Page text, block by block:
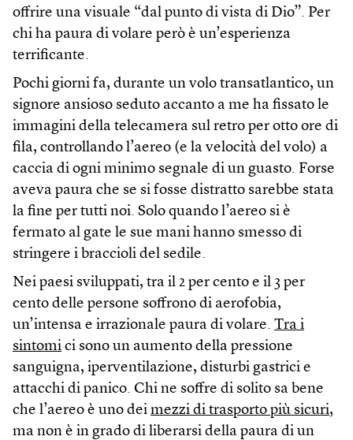
offrire una visuale “dal punto di vista di Dio”. Per
chi ha paura di volare però è un’esperienza
terrificante.
Pochi giorni fa, durante un volo transatlantico, un
signore ansioso seduto accanto a me ha fissato le
immagini della telecamera sul retro per otto ore di
fila, controllando l’aereo (e la velocità del volo) a
caccia di ogni minimo segnale di un guasto. Forse
aveva paura che se si fosse distratto sarebbe stata
la fine per tutti noi. Solo quando l’aereo si è
fermato al gate le sue mani hanno smesso di
stringere i braccioli del sedile.
Nei paesi sviluppati, tra il 2 per cento e il 3 per
cento delle persone soffrono di aerofobia,
un’intensa e irrazionale paura di volare. Tra i
sintomi ci sono un aumento della pressione
sanguigna, iperventilazione, disturbi gastrici e
attacchi di panico. Chi ne soffre di solito sa bene
che l’aereo è uno dei mezzi di trasporto più sicuri,
ma non è in grado di liberarsi della paura di un